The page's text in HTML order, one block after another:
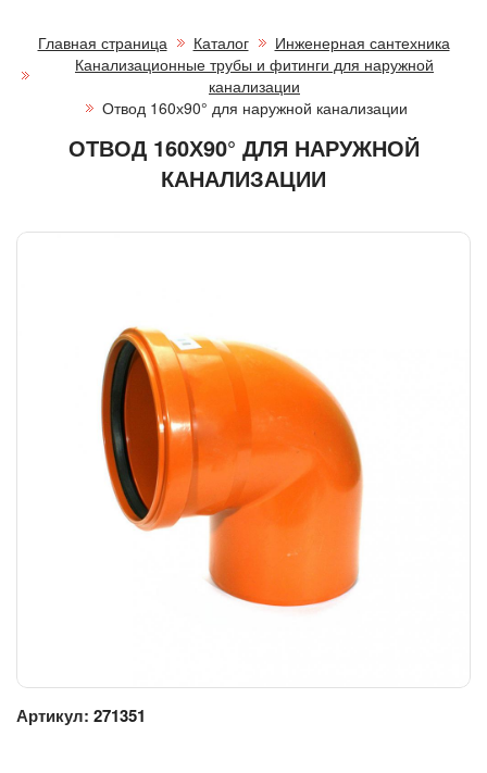
Главная страница Каталог
Инженерная сантехника
Канализационные трубы и фитинги для наружной
канализации
Отвод 160х90° для наружной канализации
ОТВОД 160Х90° ДЛЯ НАРУЖНОЙ
КАНАЛИЗАЦИИ
Артикул: 271351